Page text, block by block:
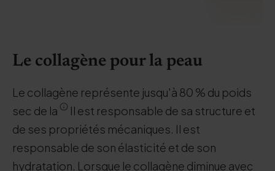
Le collagène pour la peau
Le collagène représente jusqu'à 80 % du poids
sec de la
Il est responsable de sa structure et
de ses propriétés mécaniques. Il est
responsable de son élasticité et de son
hydratation. Lorsque le collagène diminue avec